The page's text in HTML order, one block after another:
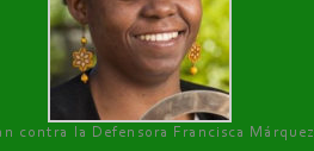
contra la Defensora Francisca Márquez